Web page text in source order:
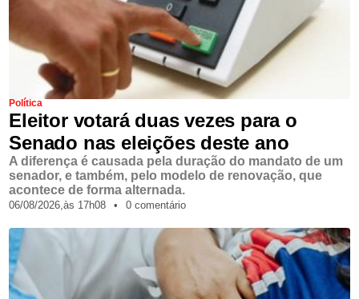
Política
Eleitor votará duas vezes para o
Senado nas eleições deste ano
A diferença é causada pela duração do mandato de um
senador, e também, pelo modelo de renovação, que
acontece de forma alternada.
06/08/2026,às 17h08 • 0 comentário